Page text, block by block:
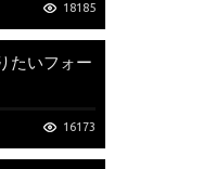
18185
たいフォー
16173